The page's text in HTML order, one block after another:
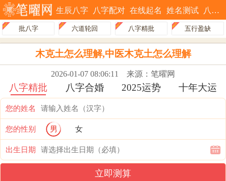
生辰八字 八字配对 在线起名 姓名测试 八字排盘
批八字 六道轮回 八字精批 五行盈缺
木克土怎么理解,中医木克土怎么理解
2026-01-07 08:06:11 来源：笔曜网
八字精批 八字合婚 2025运势 十年大运
您的姓名
您的性别 男 女
出生日期
立即测算